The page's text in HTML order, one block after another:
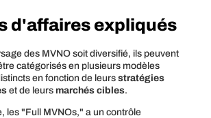
d'affaires expliqués
des MVNO soit diversifié, ils peuvent
catégorisés en plusieurs modèles
en fonction de leurs stratégies
et de leurs marchés cibles.
les "Full MVNOs," a un contrôle